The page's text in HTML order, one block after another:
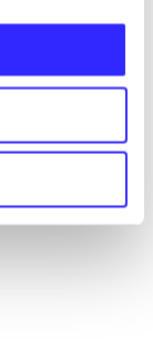
- Alba Iulia